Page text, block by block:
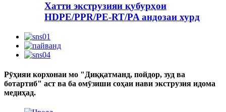
Хатти экструзияи қубурҳои
HDPE/PPR/PE-RT/PA андозаи хурд
Рӯҳияи корхонаи мо "Диққатманд, пойдор, зуд ва
ботартиб" аст ва ба омӯзиши соҳаи нави экструзия идома
медиҳад.